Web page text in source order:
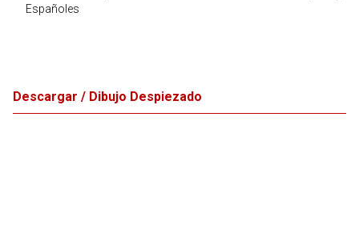
Españoles
Descargar / Dibujo Despiezado